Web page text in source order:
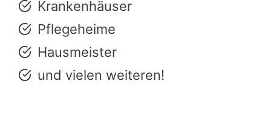
Krankenhäuser
Pflegeheime
Hausmeister
und vielen weiteren!